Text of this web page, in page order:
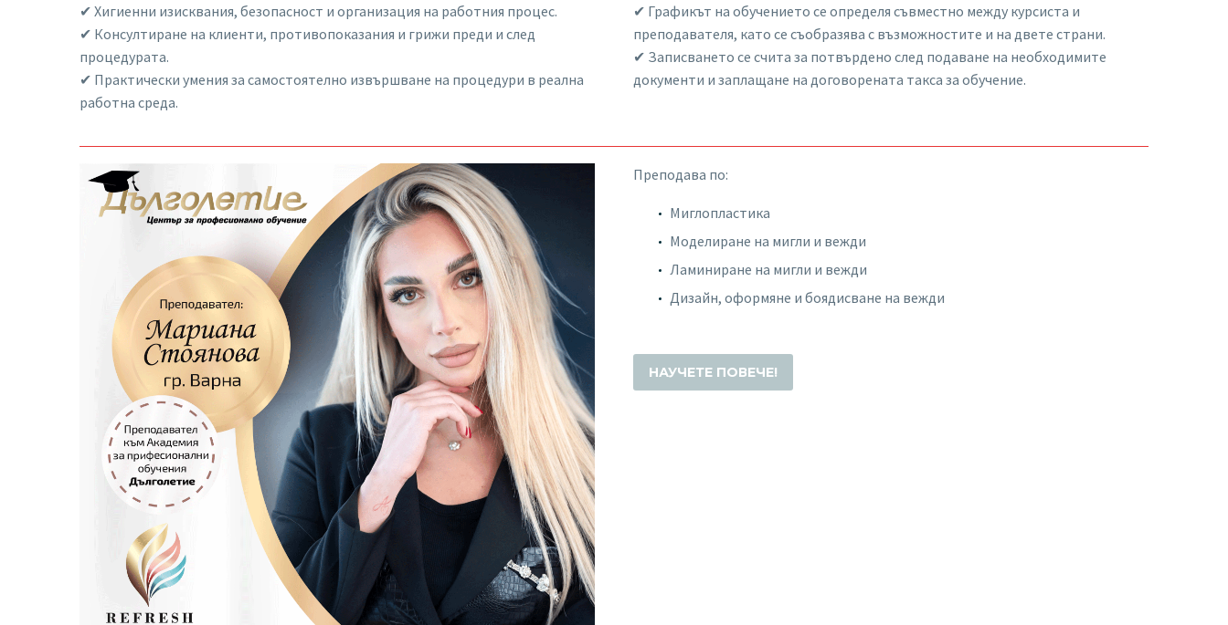
✔ Хигиенни изисквания, безопасност и организация на работния процес.
✔ Консултиране на клиенти, противопоказания и грижи преди и след
процедурата.
✔ Практически умения за самостоятелно извършване на процедури в реална
работна среда.
✔ Графикът на обучението се определя съвместно между курсиста и
преподавателя, като се съобразява с възможностите и на двете страни.
✔ Записването се счита за потвърдено след подаване на необходимите
документи и заплащане на договорената такса за обучение.
Преподава по:
Миглопластика
Моделиране на мигли и вежди
Ламиниране на мигли и вежди
Дизайн, оформяне и боядисване на вежди
НАУЧЕТЕ ПОВЕЧЕ!